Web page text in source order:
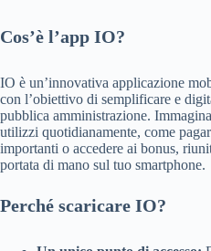
Cos’è l’app IO?
IO è un’innovativa applicazione
con l’obiettivo di semplificare e
pubblica amministrazione.
utilizzi quotidianamente, come
importanti o accedere ai bonus,
portata di mano sul tuo smartphone.
Perché scaricare IO?